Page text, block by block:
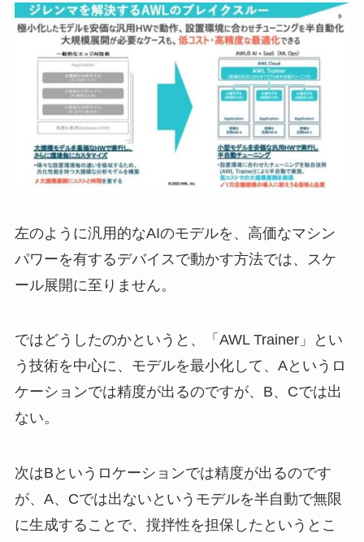
左のように汎用的なAIのモデルを、高価なマシン
パワーを有するデバイスで動かす方法では、スケ
ール展開に至りません。
ではどうしたのかというと、「AWL Trainer」とい
う技術を中心に、モデルを最小化して、Aというロ
ケーションでは精度が出るのですが、B、Cでは出
ない。
次はBというロケーションでは精度が出るのです
が、A、Cでは出ないというモデルを半自動で無限
に生成することで、撹拌性を担保したというとこ